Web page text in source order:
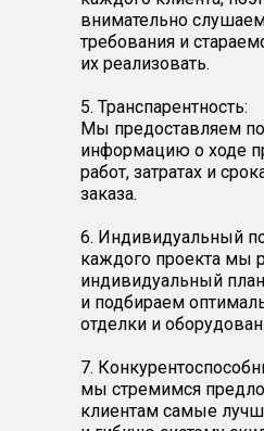
внимательно
требования и
их реализовать.
5. Транспарентность:
Мы предоставляем
информацию о ходе
работ, затратах и
заказа.
6. Индивидуальный
каждого проекта мы
индивидуальный
и подбираем
отделки и
7.
мы стремимся
клиентам самые